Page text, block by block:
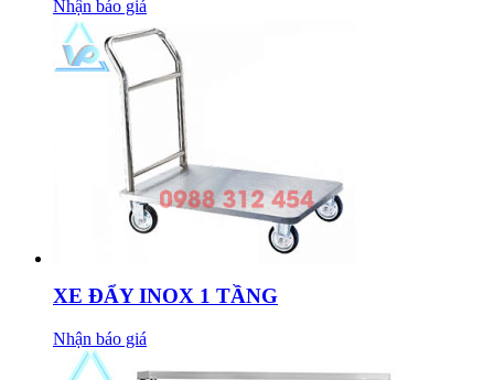
Nhận báo giá
XE ĐẨY INOX 1 TẦNG
Nhận báo giá